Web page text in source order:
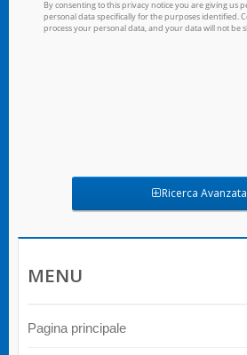
Ricerca Avanzata
MENU
Pagina principale